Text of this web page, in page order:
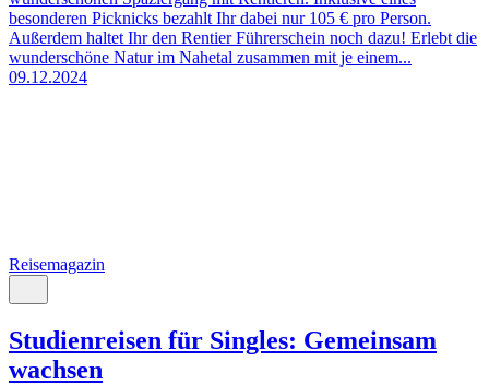
besonderen Picknicks bezahlt Ihr dabei nur 105 € pro Person.
Außerdem haltet Ihr den Rentier Führerschein noch dazu! Erlebt die
wunderschöne Natur im Nahetal zusammen mit je einem...
09.12.2024
Reisemagazin
Studienreisen für Singles: Gemeinsam
wachsen